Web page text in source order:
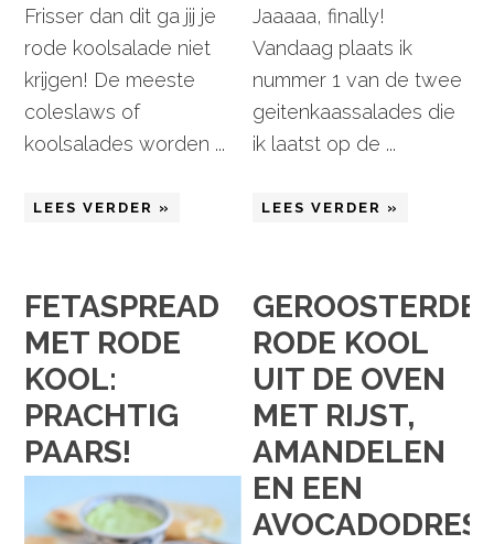
Frisser dan dit ga jij je
rode koolsalade niet
krijgen! De meeste
coleslaws of
koolsalades worden ...
LEES VERDER »
Jaaaaa, finally!
Vandaag plaats ik
nummer 1 van de twee
geitenkaassalades die
ik laatst op de ...
LEES VERDER »
FETASPREAD
MET RODE
KOOL:
PRACHTIG
PAARS!
GEROOSTERDE
RODE KOOL
UIT DE OVEN
MET RIJST,
AMANDELEN
EN EEN